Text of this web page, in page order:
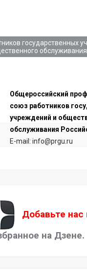
государственных
обслуживания
Общероссийский
союз работников
учреждений и
обслуживания
E-mail: info@prgu.ru
Добавьте нас
на Дзене.